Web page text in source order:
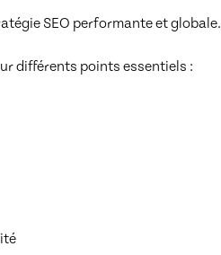
SEO performante et globale.
différents points essentiels :